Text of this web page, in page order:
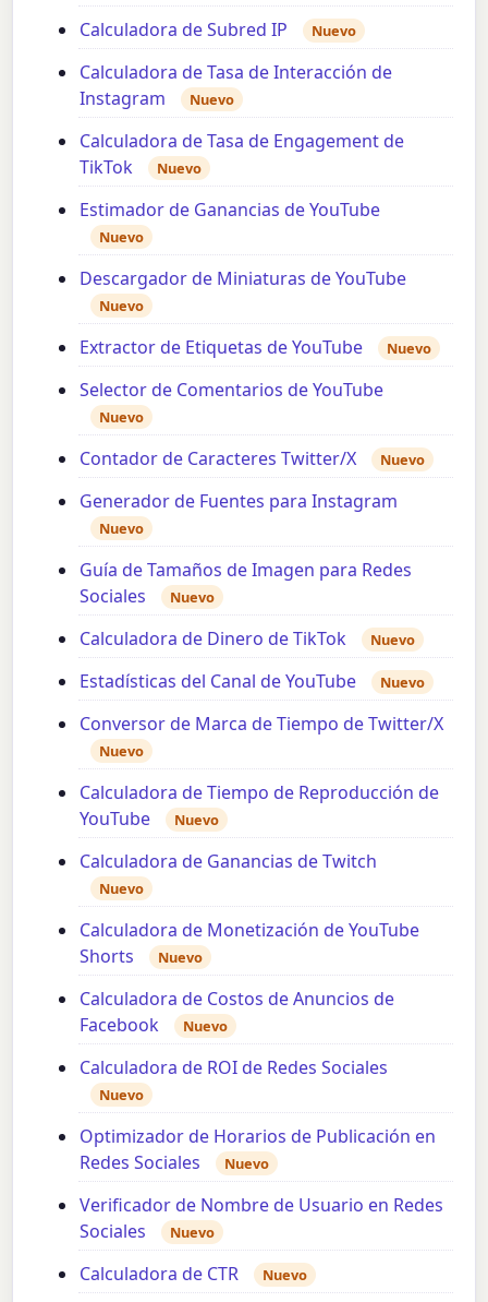
Calculadora de Subred IP
Nuevo
Calculadora de Tasa de Interacción de
Instagram
Nuevo
Calculadora de Tasa de Engagement de
TikTok
Nuevo
Estimador de Ganancias de YouTube
Nuevo
Descargador de Miniaturas de YouTube
Nuevo
Extractor de Etiquetas de YouTube Nuevo
Selector de Comentarios de YouTube
Nuevo
Contador de Caracteres Twitter/X Nuevo
Generador de Fuentes para Instagram
Nuevo
Guía de Tamaños de Imagen para Redes
Sociales
Nuevo
Calculadora de Dinero de TikTok Nuevo
Estadísticas del Canal de YouTube Nuevo
Conversor de Marca de Tiempo de Twitter/X
Nuevo
Calculadora de Tiempo de Reproducción de
YouTube
Nuevo
Calculadora de Ganancias de Twitch
Nuevo
Calculadora de Monetización de YouTube
Shorts
Nuevo
Calculadora de Costos de Anuncios de
Facebook
Nuevo
Calculadora de ROI de Redes Sociales
Nuevo
Optimizador de Horarios de Publicación en
Redes Sociales
Nuevo
Verificador de Nombre de Usuario en Redes
Sociales
Nuevo
Calculadora de CTR Nuevo